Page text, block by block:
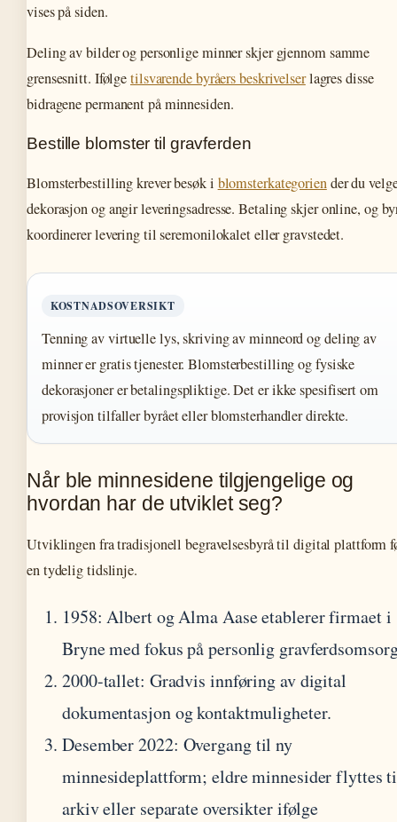
vises på siden.
Deling av bilder og personlige minner skjer gjennom samme
grensesnitt. Ifølgetilsvarende byråers beskrivelserlagres disse
bidragene permanent på minnesiden.
Bestille blomster til gravferden
Blomsterbestilling krever besøk i blomsterkategoriender du
dekorasjon og angir leveringsadresse. Betaling skjer online, og
koordinerer levering til seremonilokalet eller gravstedet.
KOSTNADSOVERSIKT
Tenning av virtuelle lys, skriving av minneord og deling av
minner er gratis tjenester. Blomsterbestilling og fysiske
dekorasjoner er betalingspliktige. Det er ikke spesifisert om
provisjon tilfaller byrået eller blomsterhandler direkte.
Når ble minnesidene tilgjengelige og
hvordan har de utviklet seg?
Utviklingen fra tradisjonell begravelsesbyrå til digital plattform
en tydelig tidslinje.
1958: Albert og Alma Aase etablerer firmaet i
Bryne med fokus på personlig
2000-tallet: Gradvis innføring av digital
dokumentasjon og kontaktmuligheter.
Desember 2022: Overgang til ny
minnesideplattform; eldre minnesider flyttes
arkiv eller separate oversikter ifølge